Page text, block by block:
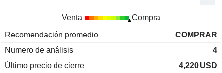
Venta Compra
Recomendación promedio
COMPRAR
Numero de análisis
4
Último precio de cierre
4,220USD